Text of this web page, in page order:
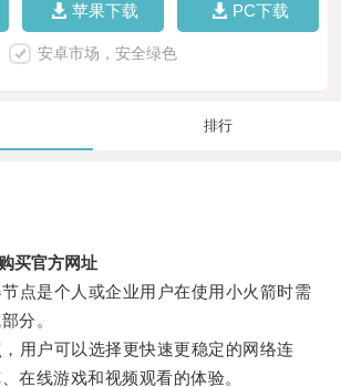
苹果下载 PC下载
安卓市场，安全绿色
排行
买官方网址
是个人或企业用户在使用小火箭时需
分。
户可以选择更快速更稳定的网络连
在线游戏和视频观看的体验。